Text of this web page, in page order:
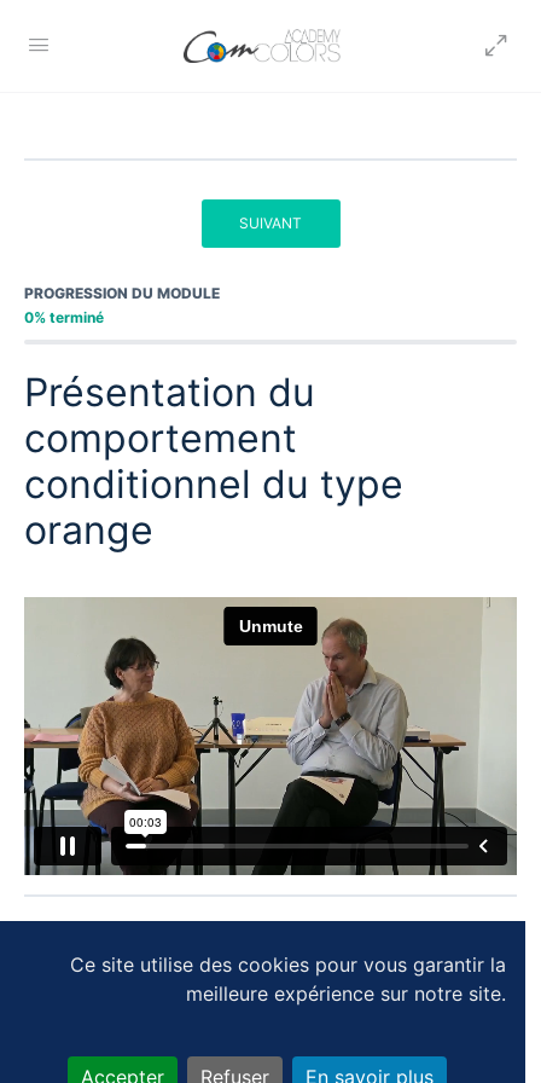
Ce site utilise des cookies pour vous garantir la
meilleure expérience sur notre site.
Accepter Refuser En savoir plus
PROGRESSION DU MODULE
0% terminé
SUIVANT
Présentation du
comportement
conditionnel du type
orange
SUIVANT